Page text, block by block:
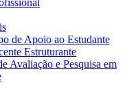
de Apoio ao Estudante
Estruturante
Avaliação e Pesquisa em